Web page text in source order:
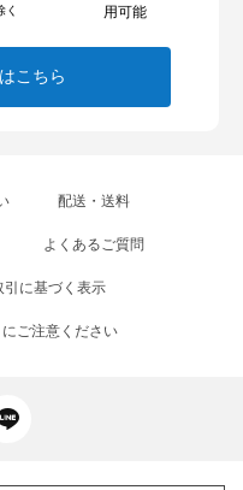
く
用可能
こちら
配送・送料
よくあるご質問
引に基づく表示
ご注意ください